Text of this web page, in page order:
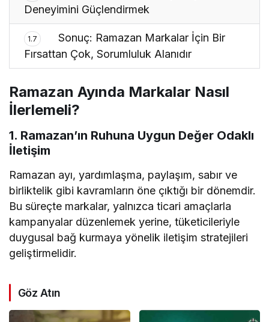
Deneyimini Güçlendirmek
1.7
Sonuç: Ramazan Markalar İçin Bir
Fırsattan Çok, Sorumluluk Alanıdır
Ramazan Ayında Markalar Nasıl
İlerlemeli?
1. Ramazan’ın Ruhuna Uygun Değer Odaklı
İletişim
Ramazan ayı, yardımlaşma, paylaşım, sabır ve
birliktelik gibi kavramların öne çıktığı bir dönemdir.
Bu süreçte markalar, yalnızca ticari amaçlarla
kampanyalar düzenlemek yerine, tüketicileriyle
duygusal bağ kurmaya yönelik iletişim stratejileri
geliştirmelidir.
Göz Atın